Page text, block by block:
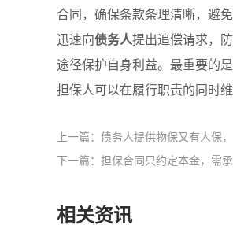
合同，确保条款条理清晰，避
迅速向债务人提出追偿请求，
途径保护自身利益。最重要的
担保人可以在履行职责的同时
上一篇：债务人提供物保又有人保
下一篇：担保合同只约定本金，需
相关资讯